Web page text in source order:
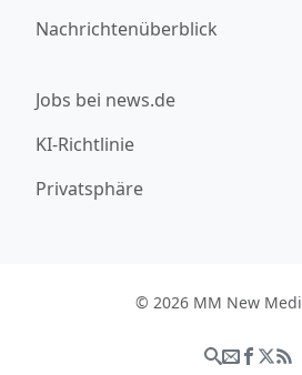
Nachrichtenüberblick
Jobs bei news.de
KI-Richtlinie
Privatsphäre
© 2026 MM New